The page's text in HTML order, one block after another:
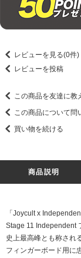
レビューを見る(0件)
レビューを投稿
この商品を友達に教
この商品について問
買い物を続ける
商品説明
「Joycult x Independent
Stage 11 Independent
史上最高峰とも称され
フィンガーボード用に